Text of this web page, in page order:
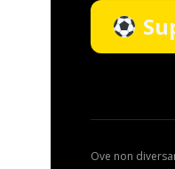
Ove non